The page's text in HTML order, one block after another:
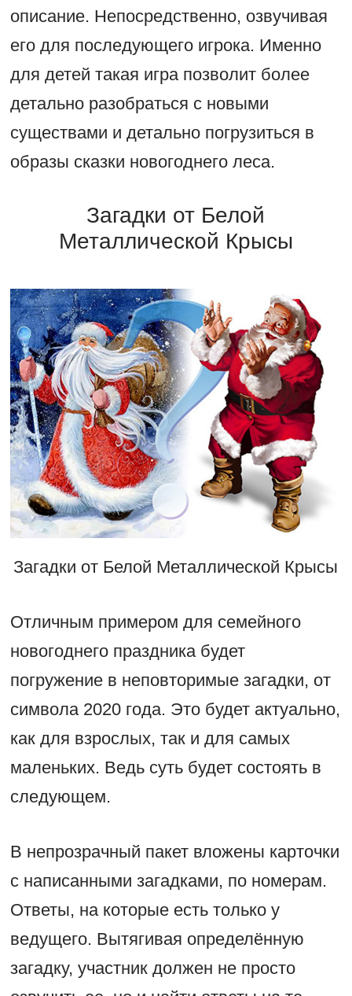
описание. Непосредственно, озвучивая
его для последующего игрока. Именно
для детей такая игра позволит более
детально разобраться с новыми
существами и детально погрузиться в
образы сказки новогоднего леса.
Загадки от Белой
Металлической Крысы
Загадки от Белой Металлической Крысы
Отличным примером для семейного
новогоднего праздника будет
погружение в неповторимые загадки, от
символа 2020 года. Это будет актуально,
как для взрослых, так и для самых
маленьких. Ведь суть будет состоять в
следующем.
В непрозрачный пакет вложены карточки
с написанными загадками, по номерам.
Ответы, на которые есть только у
ведущего. Вытягивая определённую
загадку, участник должен не просто